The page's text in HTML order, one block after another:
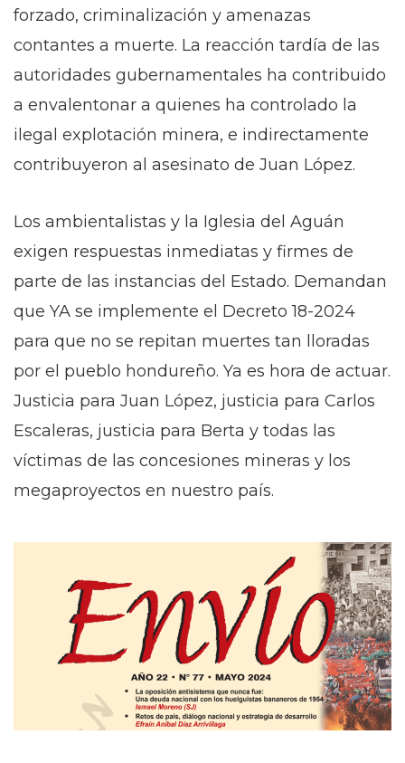
forzado, criminalización y amenazas
contantes a muerte. La reacción tardía de las
autoridades gubernamentales ha contribuido
a envalentonar a quienes ha controlado la
ilegal explotación minera, e indirectamente
contribuyeron al asesinato de Juan López.
Los ambientalistas y la Iglesia del Aguán
exigen respuestas inmediatas y firmes de
parte de las instancias del Estado. Demandan
que YA se implemente el Decreto 18-2024
para que no se repitan muertes tan lloradas
por el pueblo hondureño. Ya es hora de actuar.
Justicia para Juan López, justicia para Carlos
Escaleras, justicia para Berta y todas las
víctimas de las concesiones mineras y los
megaproyectos en nuestro país.